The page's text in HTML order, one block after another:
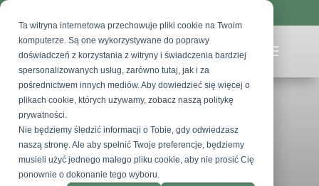
Ta witryna internetowa przechowuje pliki cookie na Twoim
komputerze. Są one wykorzystywane do poprawy
doświadczeń z korzystania z witryny i świadczenia bardziej
spersonalizowanych usług, zarówno tutaj, jak i za
pośrednictwem innych mediów. Aby dowiedzieć się więcej o
plikach cookie, których używamy, zobacz naszą politykę
prywatności.
Nie będziemy śledzić informacji o Tobie, gdy odwiedzasz
naszą stronę. Ale aby spełnić Twoje preferencje, będziemy
musieli użyć jednego małego pliku cookie, aby nie prosić Cię
ponownie o dokonanie tego wyboru.